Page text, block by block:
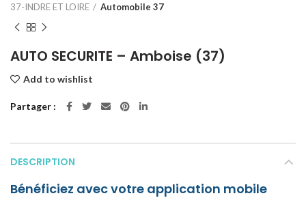
37-INDRE ET LOIRE
Automobile 37
AUTO SECURITE – Amboise (37)
Add to wishlist
Partager
DESCRIPTION
Bénéficiez avec votre application mobile